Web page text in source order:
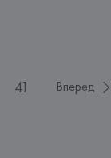
41 Вперед